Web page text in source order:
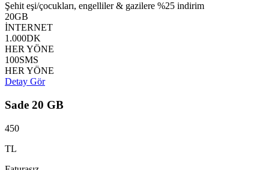
Şehit eşi/çocukları, engelliler & gazilere %25 indirim
20GB
İNTERNET
1.000DK
HER YÖNE
100SMS
HER YÖNE
Detay Gör
Sade 20 GB
450
TL